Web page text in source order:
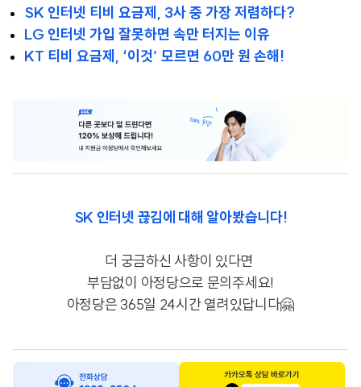
SK 인터넷 티비 요금제, 3사 중 가장 저렴하다?
LG 인터넷 가입 잘못하면 속만 터지는 이유
KT 티비 요금제, ‘이것’ 모르면 60만 원 손해!
SK 인터넷 끊김에 대해 알아봤습니다!
더 궁금하신 사항이 있다면
부담없이 아정당으로 문의주세요!
아정당은 365일 24시간 열려있답니다🤗